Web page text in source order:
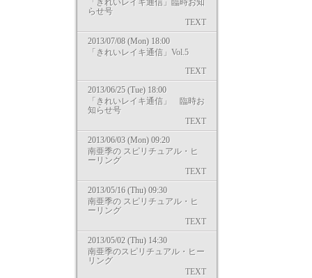
「きれいレイキ通信」臨時お知
らせ号
TEXT
2013/07/08 (Mon) 18:00
「きれいレイキ通信」Vol.5
TEXT
2013/06/25 (Tue) 18:00
「きれいレイキ通信」 臨時お
知らせ号
TEXT
2013/06/03 (Mon) 09:20
南亜季の スピリチュアル・ヒ
ーリング
TEXT
2013/05/16 (Thu) 09:30
南亜季の スピリチュアル・ヒ
ーリング
TEXT
2013/05/02 (Thu) 14:30
南亜季のスピリチュアル・ヒー
リング
TEXT